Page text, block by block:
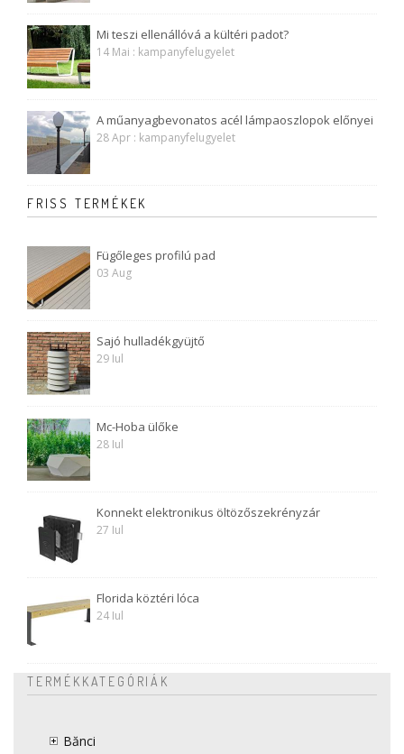
Mi teszi ellenállóvá a kültéri padot?
14 Mai : kampanyfelugyelet
A műanyagbevonatos acél lámpaoszlopok előnyei
28 Apr : kampanyfelugyelet
FRISS TERMÉKEK
Fügőleges profilú pad
03 Aug
Sajó hulladékgyüjtő
29 Iul
Mc-Hoba ülőke
28 Iul
Konnekt elektronikus öltözőszekrényzár
27 Iul
Florida köztéri lóca
24 Iul
TERMÉKKATEGÓRIÁK
Bănci